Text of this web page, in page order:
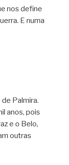
nos define
E numa
Palmira.
anos, pois
e o Belo,
outras